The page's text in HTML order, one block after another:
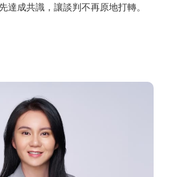
達成共識，讓談判不再原地打轉。